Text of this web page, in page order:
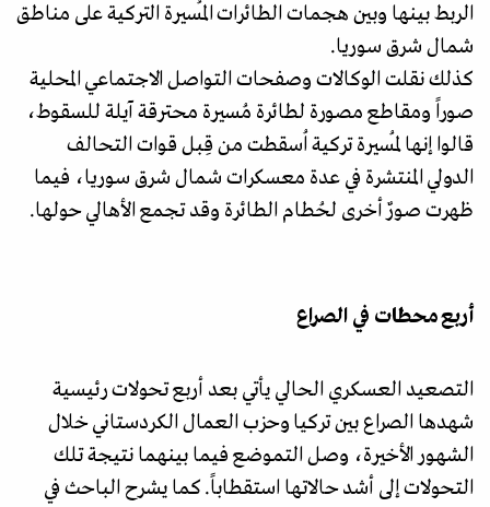
الربط بينها وبين هجمات الطائرات المُسيرة التركية على مناطق
شمال شرق سوريا.
كذلك نقلت الوكالات وصفحات التواصل الاجتماعي المحلية
صوراً ومقاطع مصورة لطائرة مُسيرة محترقة آيلة للسقوط،
قالوا إنها لمُسيرة تركية اُسقطت من قِبل قوات التحالف
الدولي المنتشرة في عدة معسكرات شمال شرق سوريا، فيما
ظهرت صورٌ أخرى لحُطام الطائرة وقد تجمع الأهالي حولها.
أربع محطات في الصراع
التصعيد العسكري الحالي يأتي بعد أربع تحولات رئيسية
شهدها الصراع بين تركيا وحزب العمال الكردستاني خلال
الشهور الأخيرة، وصل التموضع فيما بينهما نتيجة تلك
التحولات إلى أشد حالاتها استقطاباً. كما يشرح الباحث في